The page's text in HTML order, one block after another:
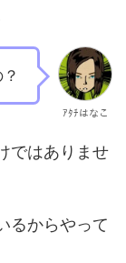
ｱﾀﾁはなこ
ではありませ
るからやって